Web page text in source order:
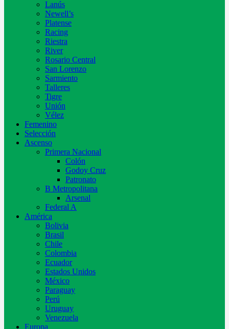
Lanús
Newell’s
Platense
Racing
Riestra
River
Rosario Central
San Lorenzo
Sarmiento
Talleres
Tigre
Unión
Vélez
Femenino
Selección
Ascenso
Primera Nacional
Colón
Godoy Cruz
Patronato
B Metropolitana
Arsenal
Federal A
América
Bolivia
Brasil
Chile
Colombia
Ecuador
Estados Unidos
México
Paraguay
Perú
Uruguay
Venezuela
Europa